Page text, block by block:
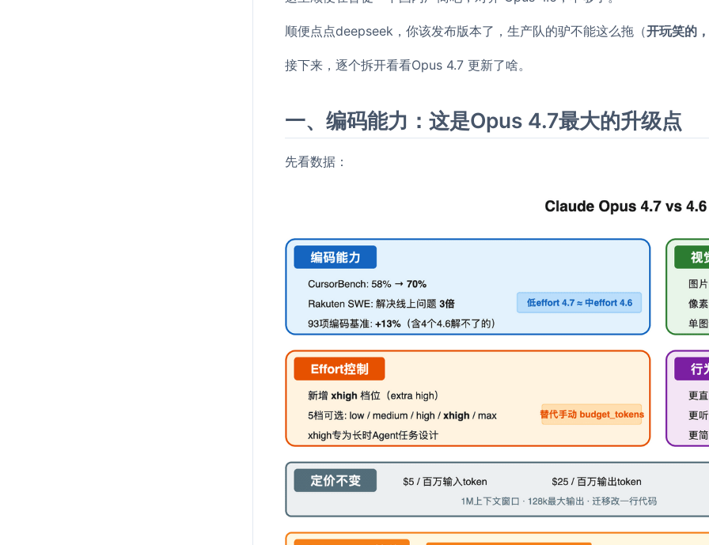
顺便点点deepseek，你该发布版本了，生产队的驴不能这么拖（开玩笑的
接下来，逐个拆开看看Opus 4.7 更新了啥。
一、编码能力：这是Opus 4.7最大的升级点
先看数据：